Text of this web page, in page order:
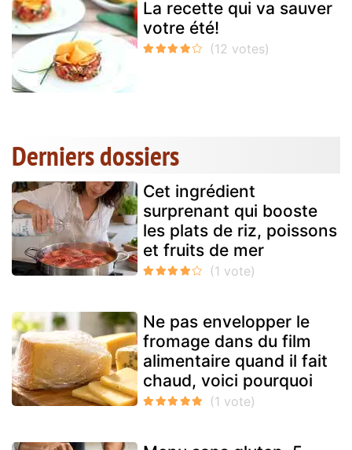
La recette qui va sauver
votre été!
Derniers dossiers
Cet ingrédient
surprenant qui booste
les plats de riz, poissons
et fruits de mer
Ne pas envelopper le
fromage dans du film
alimentaire quand il fait
chaud, voici pourquoi